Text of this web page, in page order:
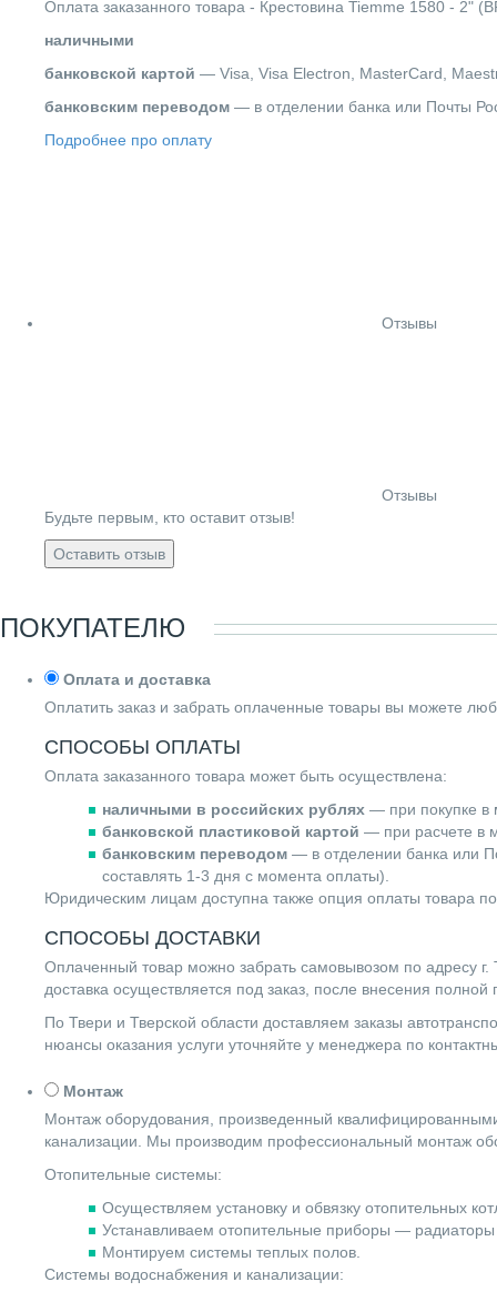
Оплата заказанного товара - Крестовина Tiemme 1580 - 2"
наличными
банковской картой — Visa, Visa Electron, MasterCard,
банковским переводом — в отделении банка или Почты
Подробнее про оплату
Отзывы
Отзывы
Будьте первым, кто оставит отзыв!
Оставить отзыв
ПОКУПАТЕЛЮ
Оплата и доставка
Оплатить заказ и забрать оплаченные товары вы можете
СПОСОБЫ ОПЛАТЫ
Оплата заказанного товара может быть осуществлена:
наличными в российских рублях — при покупке в
банковской пластиковой картой — при расчете в
банковским переводом — в отделении банка или
составлять 1-3 дня с момента оплаты).
Юридическим лицам доступна также опция оплаты товара
СПОСОБЫ ДОСТАВКИ
Оплаченный товар можно забрать самовывозом по адресу г.
доставка осуществляется под заказ, после внесения полной
По Твери и Тверской области доставляем заказы
нюансы оказания услуги уточняйте у менеджера по
Монтаж
Монтаж оборудования, произведенный
канализации. Мы производим профессиональный монтаж
Отопительные системы:
Осуществляем установку и обвязку отопительных
Устанавливаем отопительные приборы —
Монтируем системы теплых полов.
Системы водоснабжения и канализации: